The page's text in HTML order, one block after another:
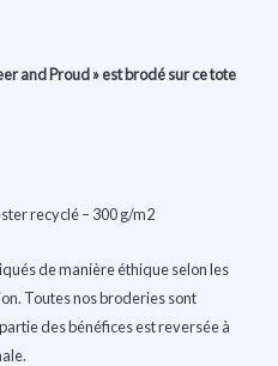
and Proud » est brodé sur ce tote
recyclé – 300 g/m2
de manière éthique selon les
Toutes nos broderies sont
des bénéfices est reversée à